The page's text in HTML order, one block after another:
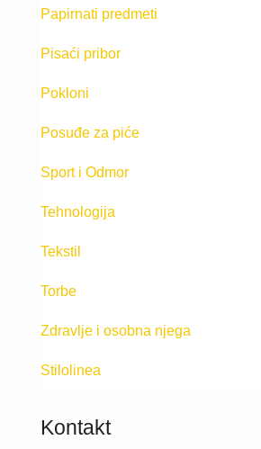
Papirnati predmeti
Pisaći pribor
Pokloni
Posuđe za piće
Sport i Odmor
Tehnologija
Tekstil
Torbe
Zdravlje i osobna njega
Stilolinea
Kontakt